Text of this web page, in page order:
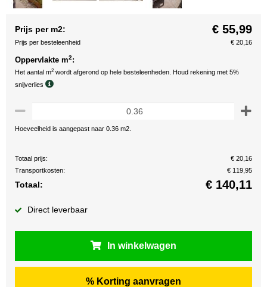
Prijs per m2: € 55,99
Prijs per besteleenheid € 20,16
Oppervlakte m2:
Het aantal m2 wordt afgerond op hele besteleenheden. Houd rekening met 5%
snijverlies
Hoeveelheid is aangepast naar 0.36 m2.
Totaal prijs:
€ 20,16
Transportkosten:
€ 119,95
Totaal: € 140,11
Direct leverbaar
In winkelwagen
% Korting aanvragen